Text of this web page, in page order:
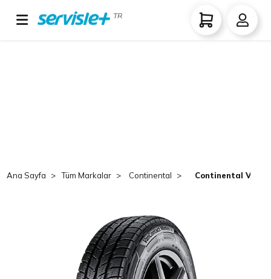
TR
Ana Sayfa Tüm Markalar Continental Continental